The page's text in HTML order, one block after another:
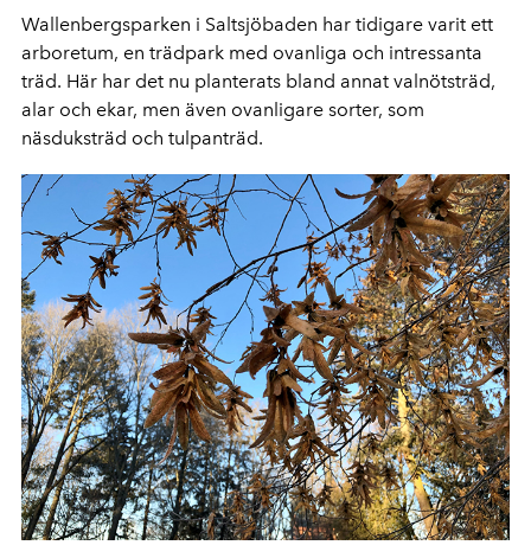
Wallenbergsparken i Saltsjöbaden har tidigare varit ett
arboretum, en trädpark med ovanliga och intressanta
träd. Här har det nu planterats bland annat valnötsträd,
alar och ekar, men även ovanligare sorter, som
näsduksträd och tulpanträd.